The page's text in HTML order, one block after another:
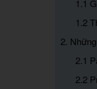
1.1
1.2
2.
2.1
2.2